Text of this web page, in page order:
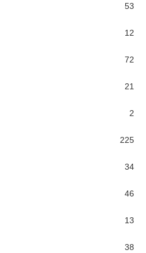
53
12
72
21
2
225
34
46
13
38